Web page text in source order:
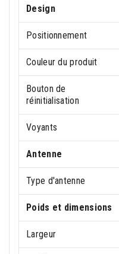
Design
Positionnement
Couleur du produit
Bouton de
réinitialisation
Voyants
Antenne
Type d'antenne
Poids et dimensions
Largeur